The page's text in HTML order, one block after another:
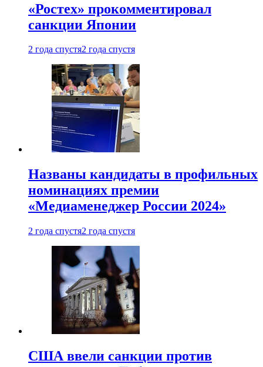
«Ростех» прокомментировал
санкции Японии
2 года спустя2 года спустя
Названы кандидаты в профильных
номинациях премии
«Медиаменеджер России 2024»
2 года спустя2 года спустя
США ввели санкции против